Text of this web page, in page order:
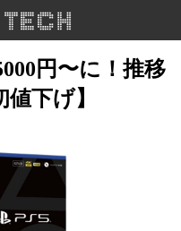
円〜に！推移
下げ】